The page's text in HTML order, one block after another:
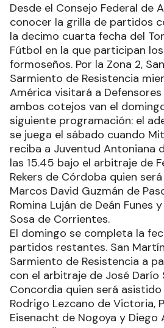
Desde el Consejo Federal de
conocer la grilla de partidos
la decimo cuarta fecha del
Fútbol en la que participan
formoseños. Por la Zona 2,
Sarmiento de Resistencia
América visitará a
ambos cotejos van el
siguiente programación: el
se juega el sábado cuando
reciba a Juventud Antoniana
las 15.45 bajo el arbitraje de
Rekers de Córdoba quien
Marcos David Guzmán de
Romina Luján de Deán Funes
Sosa de Corrientes.
El domingo se completa la
partidos restantes. San
Sarmiento de Resistencia a
con el arbitraje de José Darío
Concordia quien será
Rodrigo Lezcano de Victoria,
Eisenacht de Nogoya y